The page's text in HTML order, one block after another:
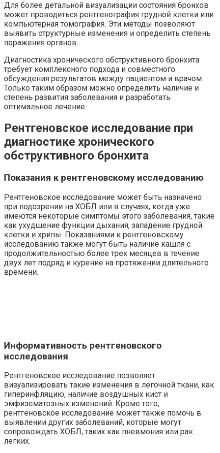
Для более детальной визуализации состояния бронхов
может проводиться рентгенография грудной клетки или
компьютерная томография. Эти методы позволяют
выявить структурные изменения и определить степень
поражения органов.
Диагностика хронического обструктивного бронхита
требует комплексного подхода и совместного
обсуждения результатов между пациентом и врачом.
Только таким образом можно определить наличие и
степень развития заболевания и разработать
оптимальное лечение.
Рентгеновское исследование при
диагностике хронического
обструктивного бронхита
Показания к рентгеновскому исследованию
Рентгеновское исследование может быть назначено
при подозрении на ХОБЛ или в случаях, когда уже
имеются некоторые симптомы этого заболевания, такие
как ухудшение функции дыхания, западение грудной
клетки и хрипы. Показаниями к рентгеновскому
исследованию также могут быть наличие кашля с
продолжительностью более трех месяцев в течение
двух лет подряд и курение на протяжении длительного
времени.
Информативность рентгеновского
исследования
Рентгеновское исследование позволяет
визуализировать такие изменения в легочной ткани, как
гиперинфляцию, наличие воздушных кист и
эмфизематозных изменений. Кроме того,
рентгеновское исследование может также помочь в
выявлении других заболеваний, которые могут
сопровождать ХОБЛ, таких как пневмония или рак
легких.